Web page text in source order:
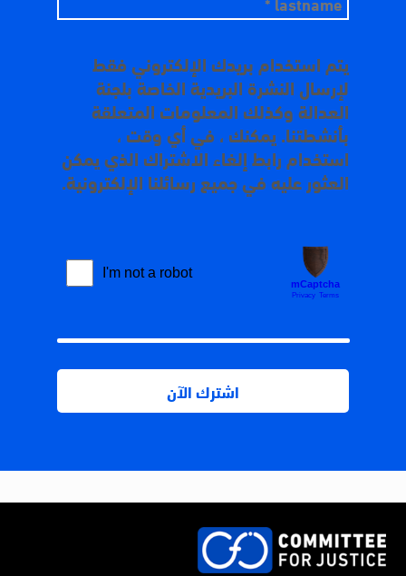
يتم استخدام بريدك الإلكتروني فقط
لإرسال النشرة البريدية الخاصة بلجنة
العدالة وكذلك المعلومات المتعلقة
بأنشطتنا. يمكنك ، في أي وقت ،
استخدام رابط إلغاء الاشتراك الذي يمكن
العثور عليه في جميع رسائلنا الإلكترونية.